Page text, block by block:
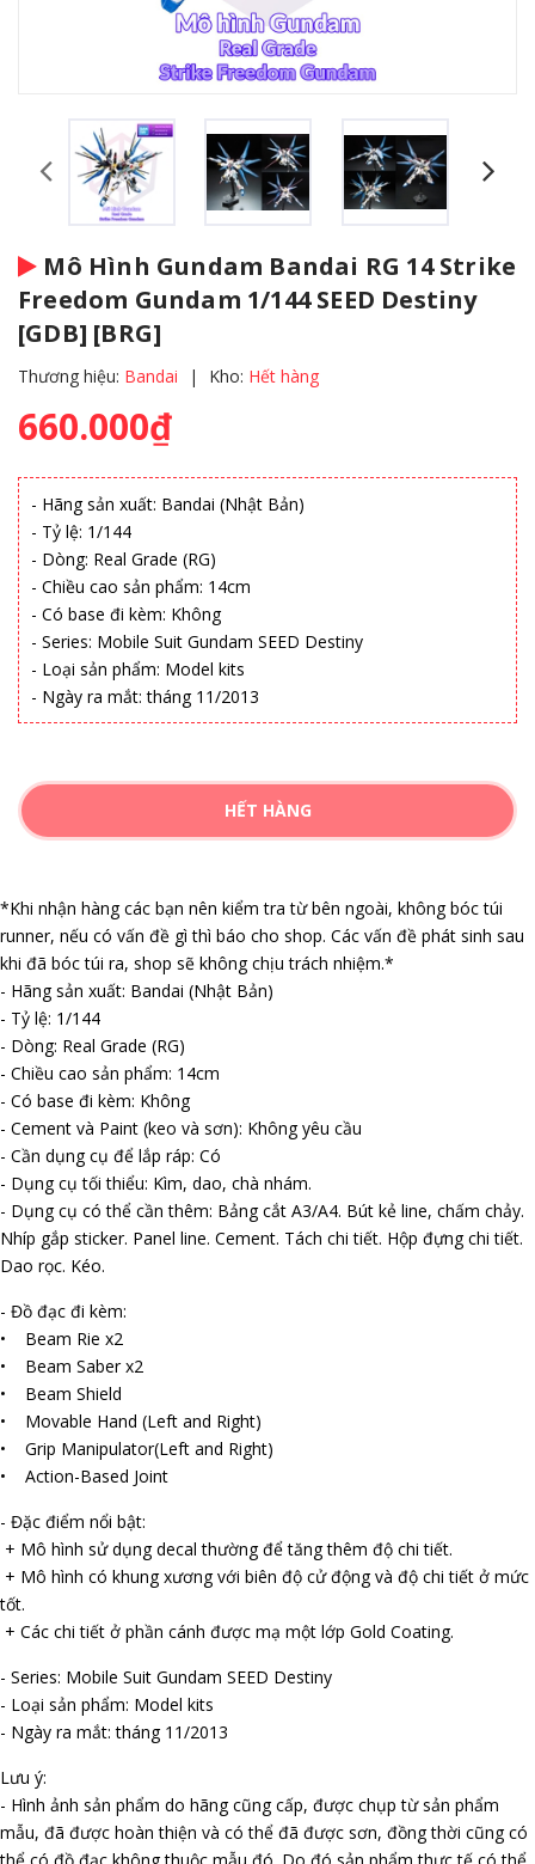
Mô Hình Gundam Bandai RG 14 Strike
Freedom Gundam 1/144 SEED Destiny
[GDB] [BRG]
Thương hiệu: Bandai | Kho: Hết hàng
660.000₫
- Hãng sản xuất: Bandai (Nhật Bản)
- Tỷ lệ: 1/144
- Dòng: Real Grade (RG)
- Chiều cao sản phẩm: 14cm
- Có base đi kèm: Không
- Series: Mobile Suit Gundam SEED Destiny
- Loại sản phẩm: Model kits
- Ngày ra mắt: tháng 11/2013
HẾT HÀNG
*Khi nhận hàng các bạn nên kiểm tra từ bên ngoài, không bóc túi
runner, nếu có vấn đề gì thì báo cho shop. Các vấn đề phát sinh sau
khi đã bóc túi ra, shop sẽ không chịu trách nhiệm.*
- Hãng sản xuất: Bandai (Nhật Bản)
- Tỷ lệ: 1/144
- Dòng: Real Grade (RG)
- Chiều cao sản phẩm: 14cm
- Có base đi kèm: Không
- Cement và Paint (keo và sơn): Không yêu cầu
- Cần dụng cụ để lắp ráp: Có
- Dụng cụ tối thiểu: Kìm, dao, chà nhám.
- Dụng cụ có thể cần thêm: Bảng cắt A3/A4. Bút kẻ line, chấm chảy.
Nhíp gắp sticker. Panel line. Cement. Tách chi tiết. Hộp đựng chi tiết.
Dao rọc. Kéo.
- Đồ đạc đi kèm:
• Beam Rifle x2
• Beam Saber x2
• Beam Shield
• Movable Hand (Left and Right)
• Grip Manipulator(Left and Right)
• Action-Based Joint
- Đặc điểm nổi bật:
+ Mô hình sử dụng decal thường để tăng thêm độ chi tiết.
+ Mô hình có khung xương với biên độ cử động và độ chi tiết ở mức
tốt.
+ Các chi tiết ở phần cánh được mạ một lớp Gold Coating.
- Series: Mobile Suit Gundam SEED Destiny
- Loại sản phẩm: Model kits
- Ngày ra mắt: tháng 11/2013
Lưu ý:
- Hình ảnh sản phẩm do hãng cũng cấp, được chụp từ sản phẩm
mẫu, đã được hoàn thiện và có thể đã được sơn, đồng thời cũng có